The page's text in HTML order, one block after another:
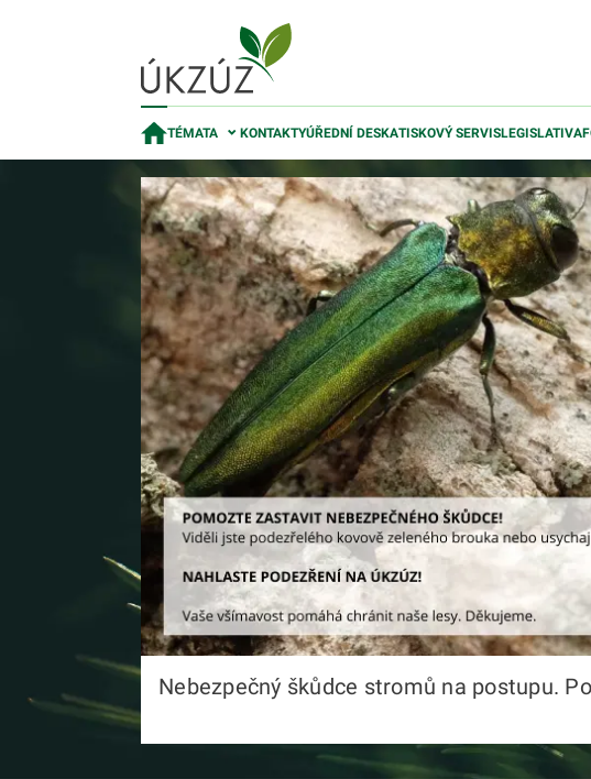
TÉMATA KONTAKTYÚŘEDNÍ DESKATISKOVÝ SERVISLEGISLATIVA
Nebezpečný škůdce stromů na postupu.